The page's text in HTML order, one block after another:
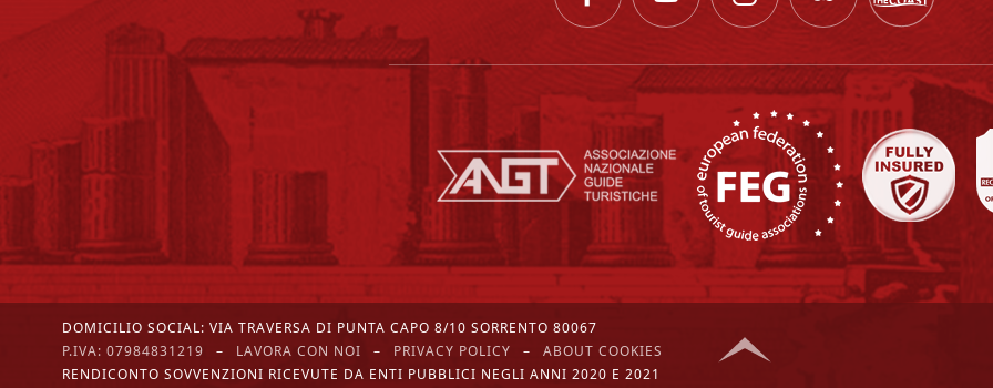
DOMICILIO SOCIAL: VIA TRAVERSA DI PUNTA CAPO 8/10 SORRENTO 80067
P.IVA: 07984831219 – LAVORA CON NOI – PRIVACY POLICY –
ABOUT COOKIES
RENDICONTO SOVVENZIONI RICEVUTE DA ENTI PUBBLICI NEGLI ANNI 2020 E 2021